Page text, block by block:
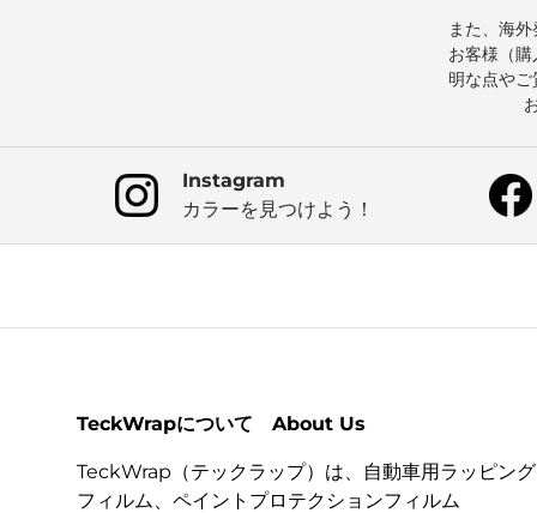
また、海
お客様（
明な点や
Instagram
カラーを見つけよう！
TeckWrapについて About Us
TeckWrap（テックラップ）は、自動車用ラッピング
フィルム、ペイントプロテクションフィルム